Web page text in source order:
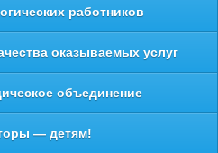
работников
оказываемых услуг
объединение
— детям!